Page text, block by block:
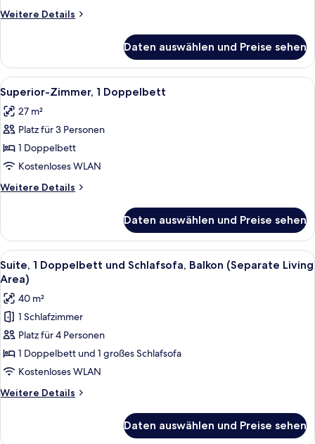
anzeigen
Weitere Details
Weitere
1
Queen-
Bett,
Balkon
Daten auswählen und Preise sehen
Alle
Fotos
für
Superior-
Zimmer,
1
Doppelbett
anzeigen
Ein Hotelzimmer mit einem Bett,
5
Superior-Zimmer, 1 Doppelbett
27 m²
Platz für 3 Personen
1 Doppelbett
Kostenloses WLAN
Weitere Details
Weitere
Zimmer,
Doppelbett
Daten auswählen und Preise sehen
Alle
Fotos
für
Suite,
1 Doppelbett
und
Schlafsofa,
Balkon
(Separate
Living
anzeigen
Ein Hotelzimmer mit einem Bett,
5
Suite, 1 Doppelbett und Schlafsofa, Balkon (Separate Living
Area)
40 m²
1 Schlafzimmer
Platz für 4 Personen
1 Doppelbett und 1 großes Schlafsofa
Kostenloses WLAN
Weitere Details
Weitere
Daten auswählen und Preise sehen